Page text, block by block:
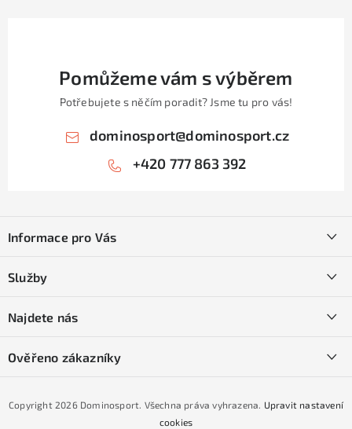
Pomůžeme vám s výběrem
Potřebujete s něčím poradit? Jsme tu pro vás!
dominosport@dominosport.cz
+420 777 863 392
pInformace pro Vás
Obchodní podmínky
Podmínky GDPR
Podmínky nákupu na splátky ESSOX
Služby
Naše prodejna
Najdete nás
Ověřeno zákazníky
Copyright 2026 Dominosport. Všechna práva vyhrazena. Upravit nastavení
cookies